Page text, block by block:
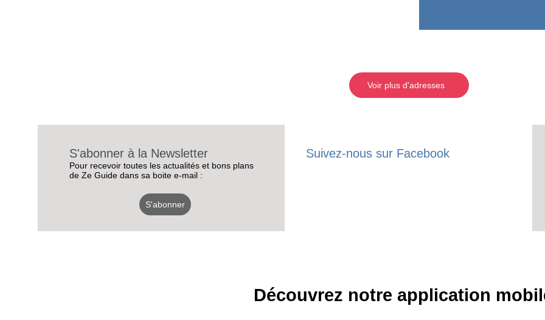
Voir plus d'adresses
S'abonner à la Newsletter
Pour recevoir toutes les actualités et bons plans
de Ze Guide dans sa boite e-mail :
S'abonner
Suivez-nous sur Facebook
Découvrez notre application